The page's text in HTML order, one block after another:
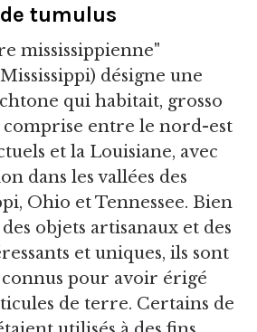
tumulus
mississippienne"
désigne une
qui habitait, grosso
entre le nord-est
et la Louisiane, avec
dans les vallées des
Ohio et Tennessee. Bien
objets artisanaux et des
et uniques, ils sont
pour avoir érigé
de terre. Certains de